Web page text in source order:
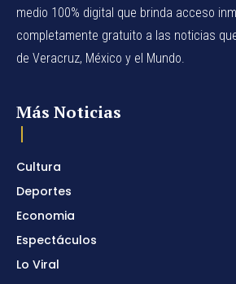
medio 100% digital que brinda acceso
completamente gratuito a las noticias
de Veracruz, México y el Mundo.
Más Noticias
Cultura
Deportes
Economia
Espectáculos
Lo Viral